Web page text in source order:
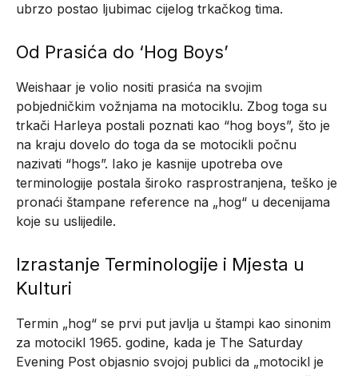
ubrzo postao ljubimac cijelog trkačkog tima.
Od Prasića do ‘Hog Boys’
Weishaar je volio nositi prasića na svojim
pobjedničkim vožnjama na motociklu. Zbog toga su
trkači Harleya postali poznati kao “hog boys”, što je
na kraju dovelo do toga da se motocikli počnu
nazivati “hogs”. Iako je kasnije upotreba ove
terminologije postala široko rasprostranjena, teško je
pronaći štampane reference na „hog“ u decenijama
koje su uslijedile.
Izrastanje Terminologije i Mjesta u
Kulturi
Termin „hog“ se prvi put javlja u štampi kao sinonim
za motocikl 1965. godine, kada je The Saturday
Evening Post objasnio svojoj publici da „motocikl je